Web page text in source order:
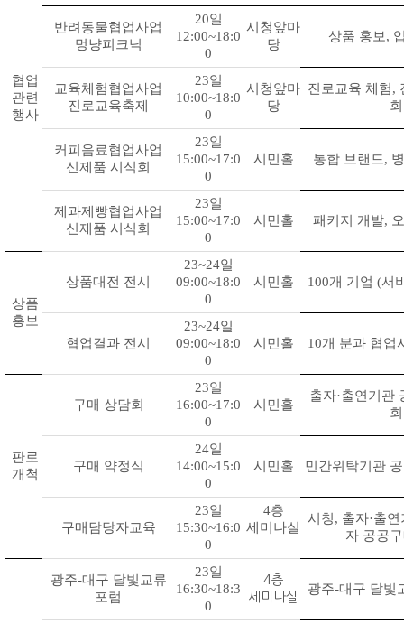
협업
관련
행사
반려동물협업사업
멍냥피크닉
20일
12:00~18:0
0
시청앞마
당
상품 홍보,
교육체험협업사업
진로교육축제
23일
10:00~18:0
0
시청앞마
당
진로교육 체험,
회
커피음료협업사업
신제품 시식회
23일
15:00~17:0
0
시민홀 통합 브랜드,
제과제빵협업사업
신제품 시식회
23일
15:00~17:0
0
시민홀 패키지 개발,
상품
홍보
상품대전 전시
23~24일
09:00~18:0
0
시민홀 100개 기업 (서
협업결과 전시
23~24일
09:00~18:0
0
시민홀 10개 분과 협업
판로
개척
구매 상담회
23일
16:00~17:0
0
시민홀
출자·출연기관
회
구매 약정식
24일
14:00~15:0
0
시민홀 민간위탁기관
구매담당자교육
23일
15:30~16:0
0
4층
세미나실
시청, 출자·출연
자 공공
광주-대구 달빛교류
포럼
23일
16:30~18:3
0
4층
세미나실
광주-대구 달빛